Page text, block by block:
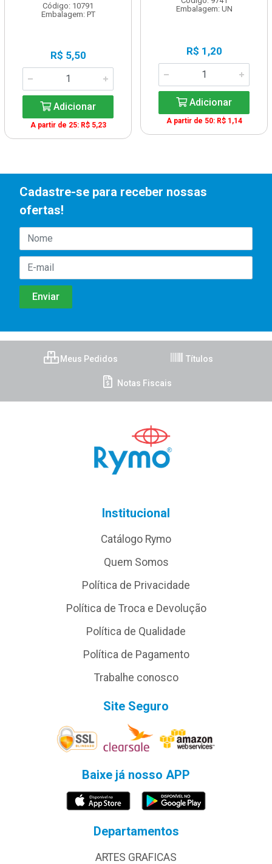
Código: 10791
Embalagem: PT
R$ 5,50
Adicionar
A partir de 25: R$ 5,23
Embalagem: UN
R$ 1,20
Adicionar
A partir de 50: R$ 1,14
Cadastre-se para receber nossas
ofertas!
Meus Pedidos Títulos
Notas Fiscais
Institucional
Catálogo Rymo
Quem Somos
Política de Privacidade
Política de Troca e Devolução
Política de Qualidade
Política de Pagamento
Trabalhe conosco
Site Seguro
Baixe já nosso APP
Departamentos
ARTES GRAFICAS